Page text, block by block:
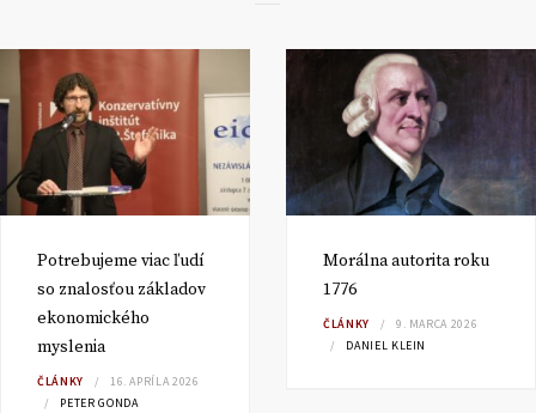
Potrebujeme viac ľudí
so znalosťou základov
ekonomického
myslenia
ČLÁNKY
16. APRÍLA 2026
PETER GONDA
Morálna autorita roku
1776
ČLÁNKY
9. MARCA 2026
DANIEL KLEIN